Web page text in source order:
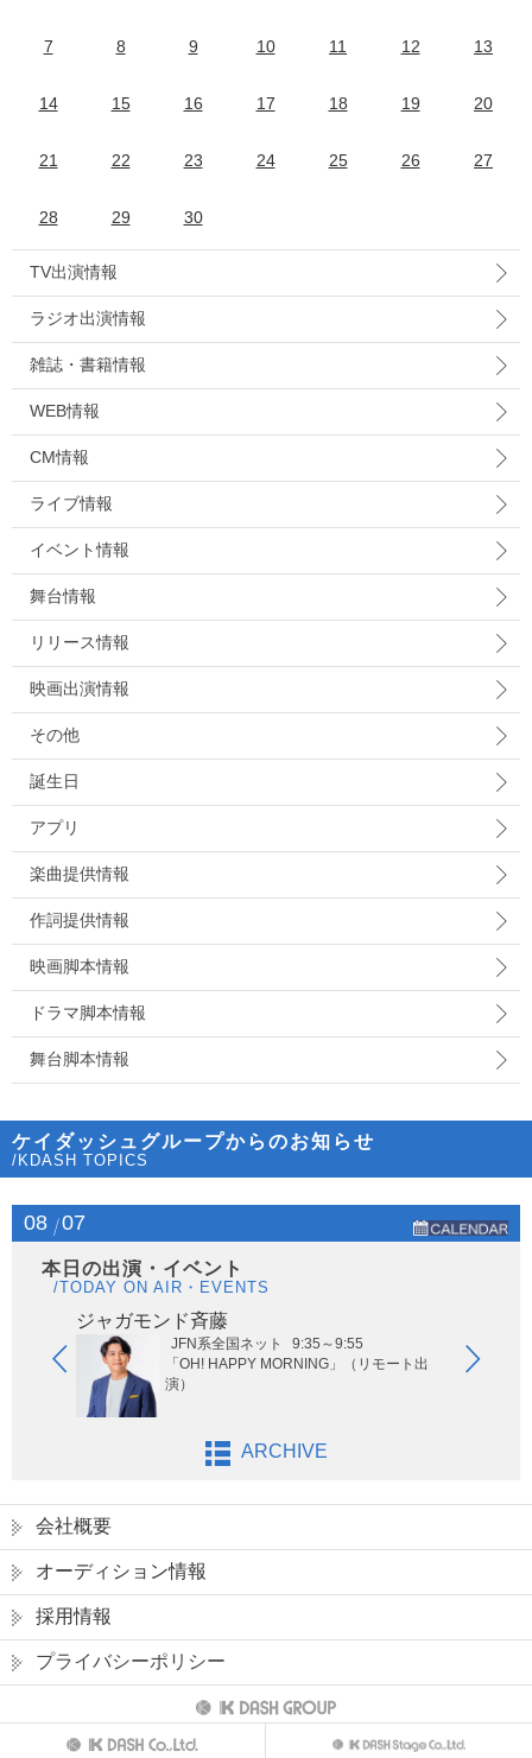
7 8 9 10 11 12 13
14 15 16 17 18 19 20
21 22 23 24 25 26 27
28 29 30
TV出演情報
ラジオ出演情報
雑誌・書籍情報
WEB情報
CM情報
ライブ情報
イベント情報
舞台情報
リリース情報
映画出演情報
その他
誕生日
アプリ
楽曲提供情報
作詞提供情報
映画脚本情報
ドラマ脚本情報
舞台脚本情報
ケイダッシュグループからのお知らせ
/KDASH TOPICS
08 07
本日の出演・イベント
/TODAY ON AIR・EVENTS
ジャガモンド斉藤
JFN系全国ネット
9:35～9:55
「OH! HAPPY MORNING」（リモート出
演）
ARCHIVE
会社概要
オーディション情報
採用情報
プライバシーポリシー